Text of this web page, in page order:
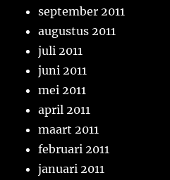
september 2011
augustus 2011
juli 2011
juni 2011
mei 2011
april 2011
maart 2011
februari 2011
januari 2011